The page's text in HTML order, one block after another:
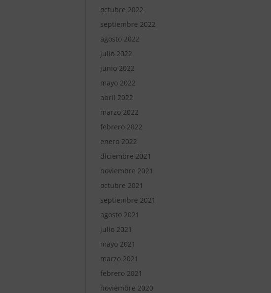
octubre 2022
septiembre 2022
agosto 2022
julio 2022
junio 2022
mayo 2022
abril 2022
marzo 2022
febrero 2022
enero 2022
diciembre 2021
noviembre 2021
octubre 2021
septiembre 2021
agosto 2021
julio 2021
mayo 2021
marzo 2021
febrero 2021
noviembre 2020